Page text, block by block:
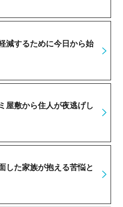
減するために今日から始
屋敷から住人が夜逃げし
した家族が抱える苦悩と